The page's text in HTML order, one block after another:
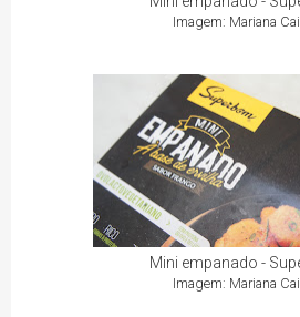
Imagem: Mariana
Mini empanado -
Imagem: Mariana